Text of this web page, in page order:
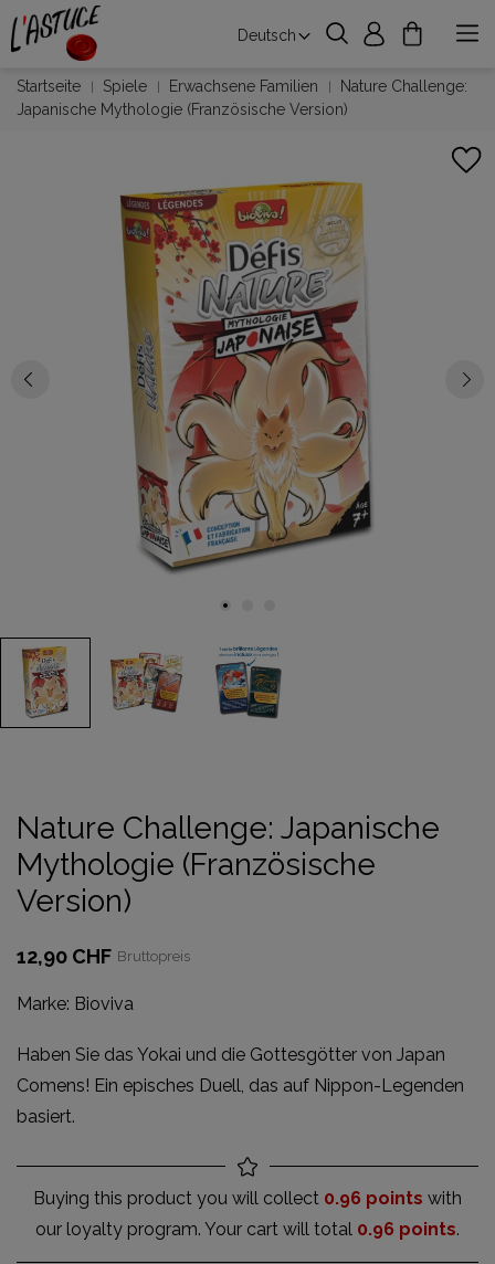
Deutsch
Startseite Spiele Erwachsene Familien
Nature Challenge:
Japanische Mythologie (Französische Version)
Nature Challenge: Japanische
Mythologie (Französische
Version)
12,90 CHF Bruttopreis
Marke: Bioviva
Haben Sie das Yokai und die Gottesgötter von Japan
Comens! Ein episches Duell, das auf Nippon-Legenden
basiert.
Buying this product you will collect 0.96 points with
our loyalty program. Your cart will total 0.96 points.